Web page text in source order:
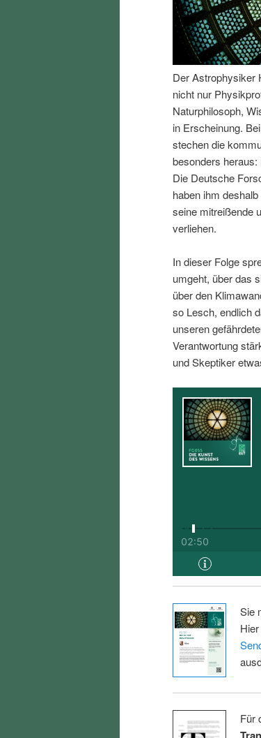
I
h
a
t
s
p
r
i
n
g
e
n
e
I
n
a
l
t
s
p
r
i
n
g
Der Astrophysiker
nicht nur
Naturphilosoph,
in Erscheinung.
stechen die
besonders
Die Deutsche
haben ihm
seine mitreißende
verliehen.
In dieser Folge
umgeht, über das
über den
so Lesch, endlich
unseren
Verantwortung
und Skeptiker
Sie
Für